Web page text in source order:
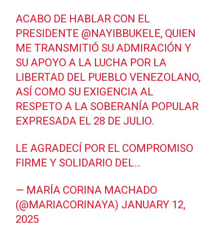
ACABO DE HABLAR CON EL
PRESIDENTE @NAYIBBUKELE, QUIEN
ME TRANSMITIÓ SU ADMIRACIÓN Y
SU APOYO A LA LUCHA POR LA
LIBERTAD DEL PUEBLO VENEZOLANO,
ASÍ COMO SU EXIGENCIA AL
RESPETO A LA SOBERANÍA POPULAR
EXPRESADA EL 28 DE JULIO.
LE AGRADECÍ POR EL COMPROMISO
FIRME Y SOLIDARIO DEL…
— MARÍA CORINA MACHADO
(@MARIACORINAYA) JANUARY 12,
2025